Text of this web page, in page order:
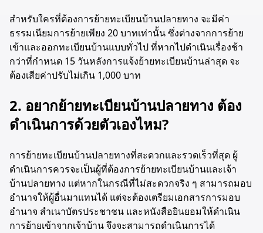
สำหรับใครที่ต้องการย้ายทะเบียนบ้านปลายทาง จะมีค่า
ธรรมเนียมการย้ายเพียง 20 บาทเท่านั้น ซึ่งต่างจากการย้าย
เข้าและออกทะเบียนบ้านแบบทั่วไป ที่หากไปดำเนินเรื่องช้า
กว่าที่กำหนด 15 วันหลังการแจ้งย้ายทะเบียนบ้านล่าสุด จะ
ต้องเสียค่าปรับไม่เกิน 1,000 บาท
2. อยากย้ายทะเบียนบ้านปลายทาง ต้อง
ดำเนินการด้วยตัวเองไหม?
การย้ายทะเบียนบ้านปลายทางที่สะดวกและรวดเร็วที่สุด ผู้
ดำเนินการควรจะเป็นผู้ที่ต้องการย้ายทะเบียนบ้านและเจ้า
บ้านปลายทาง แต่หากในกรณีที่ไม่สะดวกจริง ๆ สามารถมอบ
อำนาจให้ผู้อื่นมาแทนได้ แต่จะต้องเตรียมเอกสารการมอบ
อำนาจ สำเนาบัตรประชาชน และหนังสือยินยอมให้ดำเนิน
การย้ายเข้าจากเจ้าบ้าน จึงจะสามารถดำเนินการได้